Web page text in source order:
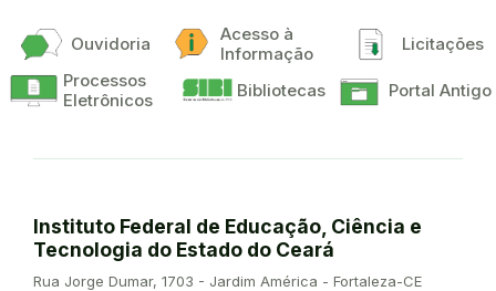
Ouvidoria
Acesso à
Informação
Licitações
Processos
Eletrônicos
Bibliotecas Portal Antigo
Instituto Federal de Educação, Ciência e
Tecnologia do Estado do Ceará
Endereço:
Rua Jorge Dumar, 1703 - Jardim América - Fortaleza-CE